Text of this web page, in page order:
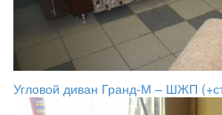
Угловой диван Гранд-М – ШЖП